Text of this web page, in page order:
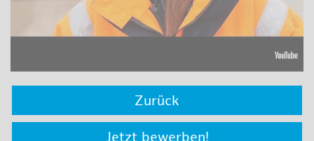
Zurück
Jetzt bewerben!